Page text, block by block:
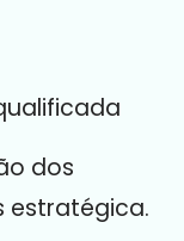
dos
estratégica.